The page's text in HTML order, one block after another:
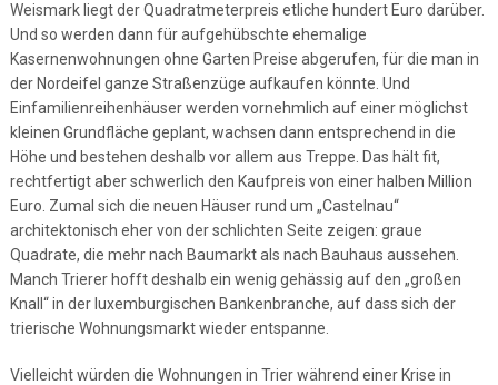
Weismark liegt der Quadratmeterpreis etliche hundert Euro darüber.
Und so werden dann für aufgehübschte ehemalige
Kasernenwohnungen ohne Garten Preise abgerufen, für die man in
der Nordeifel ganze Straßenzüge aufkaufen könnte. Und
Einfamilienreihenhäuser werden vornehmlich auf einer möglichst
kleinen Grundfläche geplant, wachsen dann entsprechend in die
Höhe und bestehen deshalb vor allem aus Treppe. Das hält fit,
rechtfertigt aber schwerlich den Kaufpreis von einer halben Million
Euro. Zumal sich die neuen Häuser rund um „Castelnau“
architektonisch eher von der schlichten Seite zeigen: graue
Quadrate, die mehr nach Baumarkt als nach Bauhaus aussehen.
Manch Trierer hofft deshalb ein wenig gehässig auf den „großen
Knall“ in der luxemburgischen Bankenbranche, auf dass sich der
trierische Wohnungsmarkt wieder entspanne.
Vielleicht würden die Wohnungen in Trier während einer Krise in